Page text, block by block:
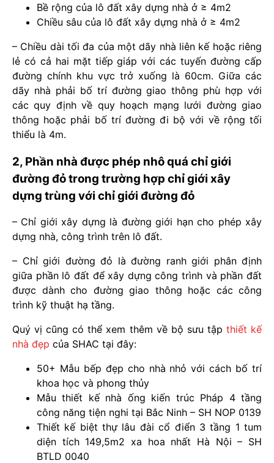
Bề rộng của lô đất xây dựng nhà ở ≥ 4m2
Chiều sâu của lô đất xây dựng nhà ở ≥ 4m2
– Chiều dài tối đa của một dãy nhà liên kế hoặc riêng
lẻ có cả hai mặt tiếp giáp với các tuyến đường cấp
đường chính khu vực trở xuống là 60cm. Giữa các
dãy nhà phải bố trí đường giao thông phù hợp với
các quy định về quy hoạch mạng lưới đường giao
thông hoặc phải bố trí đường đi bộ với về rộng tối
thiểu là 4m.
2, Phần nhà được phép nhô quá chỉ giới
đường đỏ trong trường hợp chỉ giới xây
dựng trùng với chỉ giới đường đỏ
– Chỉ giới xây dựng là đường giới hạn cho phép xây
dựng nhà, công trình trên lô đất.
– Chỉ giới đường đỏ là đường ranh giới phân định
giữa phần lô đất để xây dựng công trình và phần đất
được dành cho đường giao thông hoặc các công
trình kỹ thuật hạ tầng.
Quý vị cũng có thể xem thêm về bộ sưu tập thiết kế
nhà đẹp của SHAC tại đây:
50+ Mẫu bếp đẹp cho nhà nhỏ với cách bố trí
khoa học và phong thủy
Mẫu thiết kế nhà ống kiến trúc Pháp 4 tầng
công năng tiện nghi tại Bắc Ninh – SH NOP 0139
Thiết kế biệt thự lâu đài cổ điển 3 tầng 1 tum
diện tích 149,5m2 xa hoa nhất Hà Nội – SH
BTLD 0040